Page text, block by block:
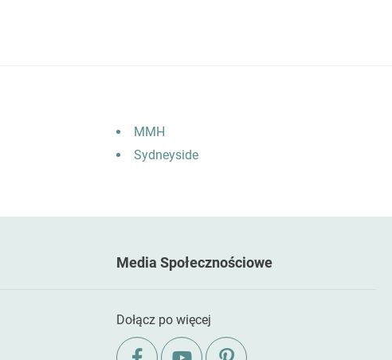
MMH
Sydneyside
Media Społecznościowe
Dołącz po więcej